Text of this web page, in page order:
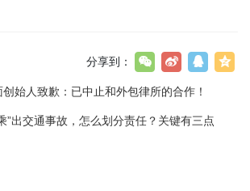
分享到：
始人致歉：已中止和外包律所的合作！
”出交通事故，怎么划分责任？关键有三点